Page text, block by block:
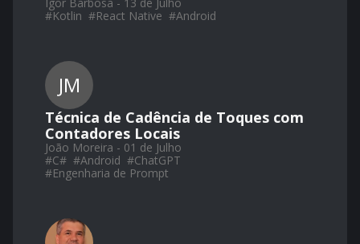
#Kotlin #React Native #Android
JM
Técnica de Cadência de Toques com
Contadores Locais
João Moreira - 01 de Julho
#C# #Android #ChatGPT
#Engenharia de Prompt